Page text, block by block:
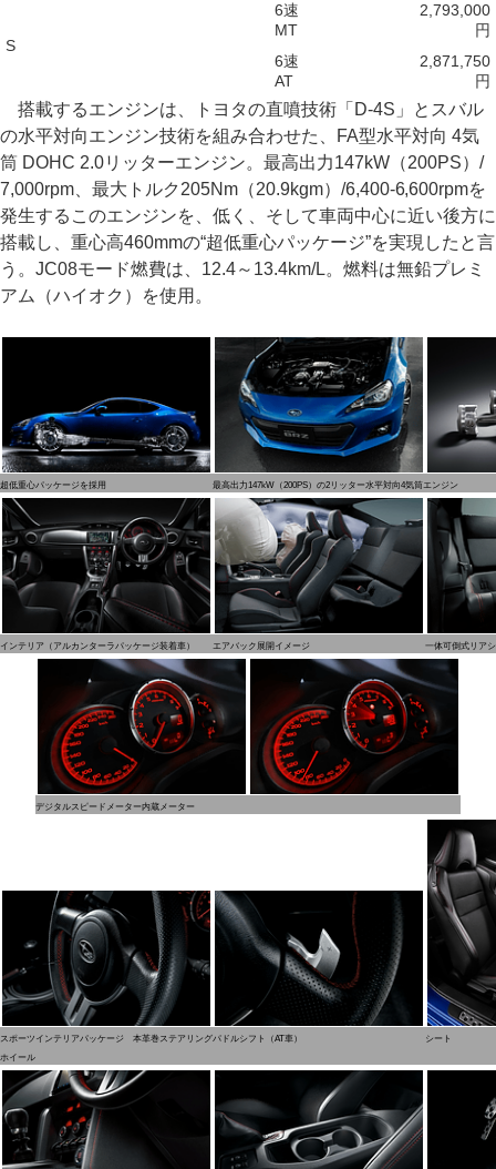
S
6速
MT
2,793,000
円
6速
AT
2,871,750
円
搭載するエンジンは、トヨタの直噴技術「D-4S」とスバル
の水平対向エンジン技術を組み合わせた、FA型水平対向 4気
筒 DOHC 2.0リッターエンジン。最高出力147kW（200PS）/
7,000rpm、最大トルク205Nm（20.9kgm）/6,400-6,600rpmを
発生するこのエンジンを、低く、そして車両中心に近い後方に
搭載し、重心高460mmの“超低重心パッケージ”を実現したと言
う。JC08モード燃費は、12.4～13.4km/L。燃料は無鉛プレミ
アム（ハイオク）を使用。
超低重心パッケージを採用 最高出力147kW（200PS）の2リッター水平対向4気筒エンジン
インテリア（アルカンターラパッケージ装着車） エアバック展開イメージ 一体可倒式リア
デジタルスピードメーター内蔵メーター
スポーツインテリアパッケージ 本革巻ステアリング
ホイール
パドルシフト（AT車） シート